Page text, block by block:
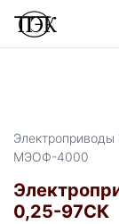
МЭОФ-4000
0,25-97CК